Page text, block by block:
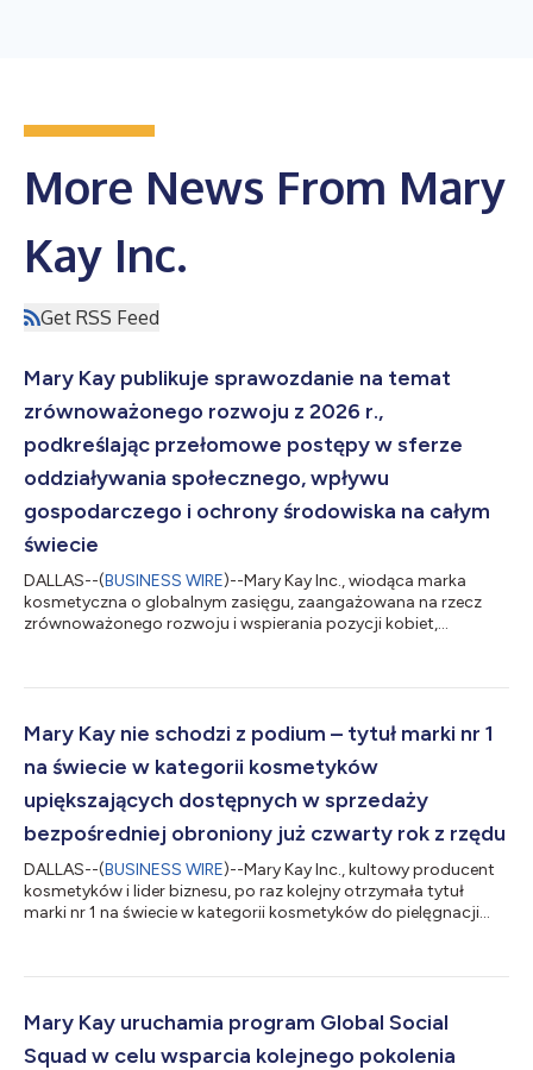
More News From Mary
Kay Inc.
Get RSS Feed
Mary Kay publikuje sprawozdanie na temat
zrównoważonego rozwoju z 2026 r.,
podkreślając przełomowe postępy w sferze
oddziaływania społecznego, wpływu
gospodarczego i ochrony środowiska na całym
świecie
DALLAS--(BUSINESS WIRE)--Mary Kay Inc., wiodąca marka
kosmetyczna o globalnym zasięgu, zaangażowana na rzecz
zrównoważonego rozwoju i wspierania pozycji kobiet,
w kierunku realizacji założonych celów do 2030 r. oraz
przyczyniają się do pozytywnych zmian na całym świecie.
Coroczne sprawozdanie podkreśla kilkudziesięcio...
Mary Kay nie schodzi z podium – tytuł marki nr 1
na świecie w kategorii kosmetyków
upiększających dostępnych w sprzedaży
bezpośredniej obroniony już czwarty rok z rzędu
DALLAS--(BUSINESS WIRE)--Mary Kay Inc., kultowy producent
kosmetyków i lider biznesu, po raz kolejny otrzymała tytuł
marki nr 1 na świecie w kategorii kosmetyków do pielęgnacji
rzędu w dowód uznania trwałego dziedzictwa opartego na
Euromonitor już czwarty rok z rzędu to zdecydowane
potwierdzenie wpływu działalności nas...
Mary Kay uruchamia program Global Social
Squad w celu wsparcia kolejnego pokolenia